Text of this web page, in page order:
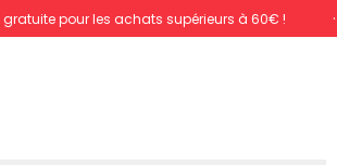
gratuite pour les achats supérieurs à 60€ !